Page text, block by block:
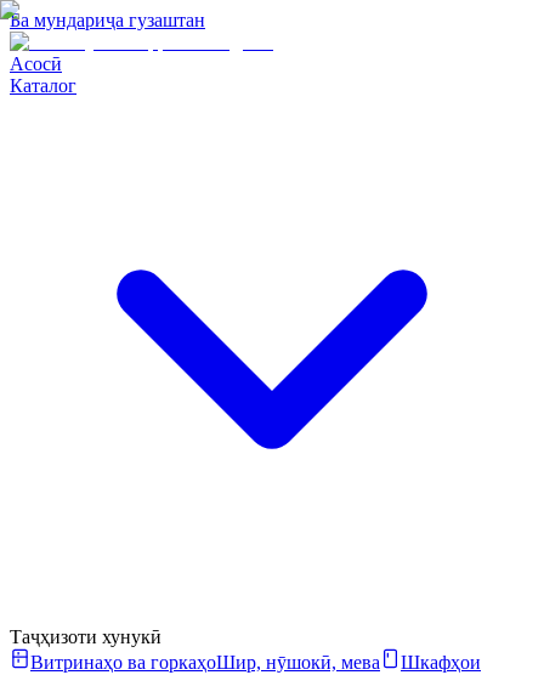
Ба мундариҷа гузаштан
Асосӣ
Каталог
Таҷҳизоти хунукӣ
Витринаҳо ва горкаҳоШир, нӯшокӣ, мева
Шкафҳои